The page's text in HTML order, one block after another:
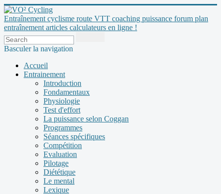
Entraînement cyclisme route VTT coaching puissance forum plan
entraînement articles calculateurs en ligne !
Basculer la navigation
Accueil
Entrainement
Introduction
Fondamentaux
Physiologie
Test d'effort
La puissance selon Coggan
Programmes
Séances spécifiques
Compétition
Evaluation
Pilotage
Diététique
Le mental
Lexique